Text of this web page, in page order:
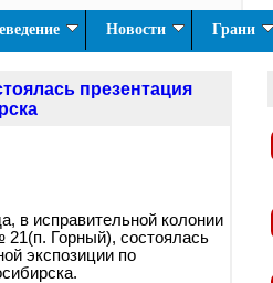
Новости Грани
презентация
в исправительной колонии
21(п. Горный), состоялась
экспозиции по